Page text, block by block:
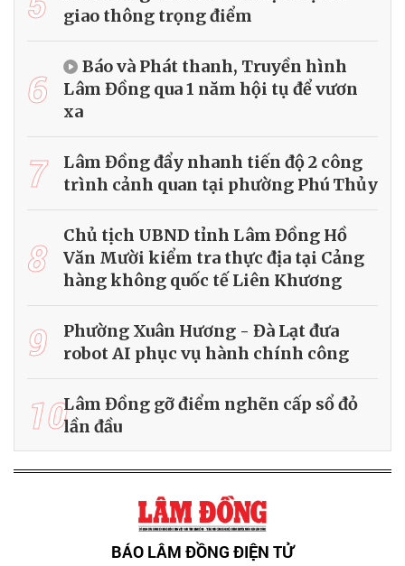
giao thông trọng điểm
6
Báo và Phát thanh, Truyền hình
Lâm Đồng qua 1 năm hội tụ để vươn
xa
7
Lâm Đồng đẩy nhanh tiến độ 2 công
trình cảnh quan tại phường Phú Thủy
8
Chủ tịch UBND tỉnh Lâm Đồng Hồ
Văn Mười kiểm tra thực địa tại Cảng
hàng không quốc tế Liên Khương
9
Phường Xuân Hương - Đà Lạt đưa
robot AI phục vụ hành chính công
10Lâm Đồng gỡ điểm nghẽn cấp sổ đỏ
lần đầu
BÁO LÂM ĐỒNG ĐIỆN TỬ